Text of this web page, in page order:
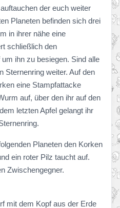
der euch weiter
Planeten befinden sich drei
in ihrer nähe eine
schließlich den
ihn zu besiegen. Sind alle
Sternenring weiter. Auf den
eine Stampfattacke
auf, über den ihr auf den
letzten Apfel gelangt ihr
Planeten den Korken
ein roter Pilz taucht auf.
Zwischengegner.
mit dem Kopf aus der Erde